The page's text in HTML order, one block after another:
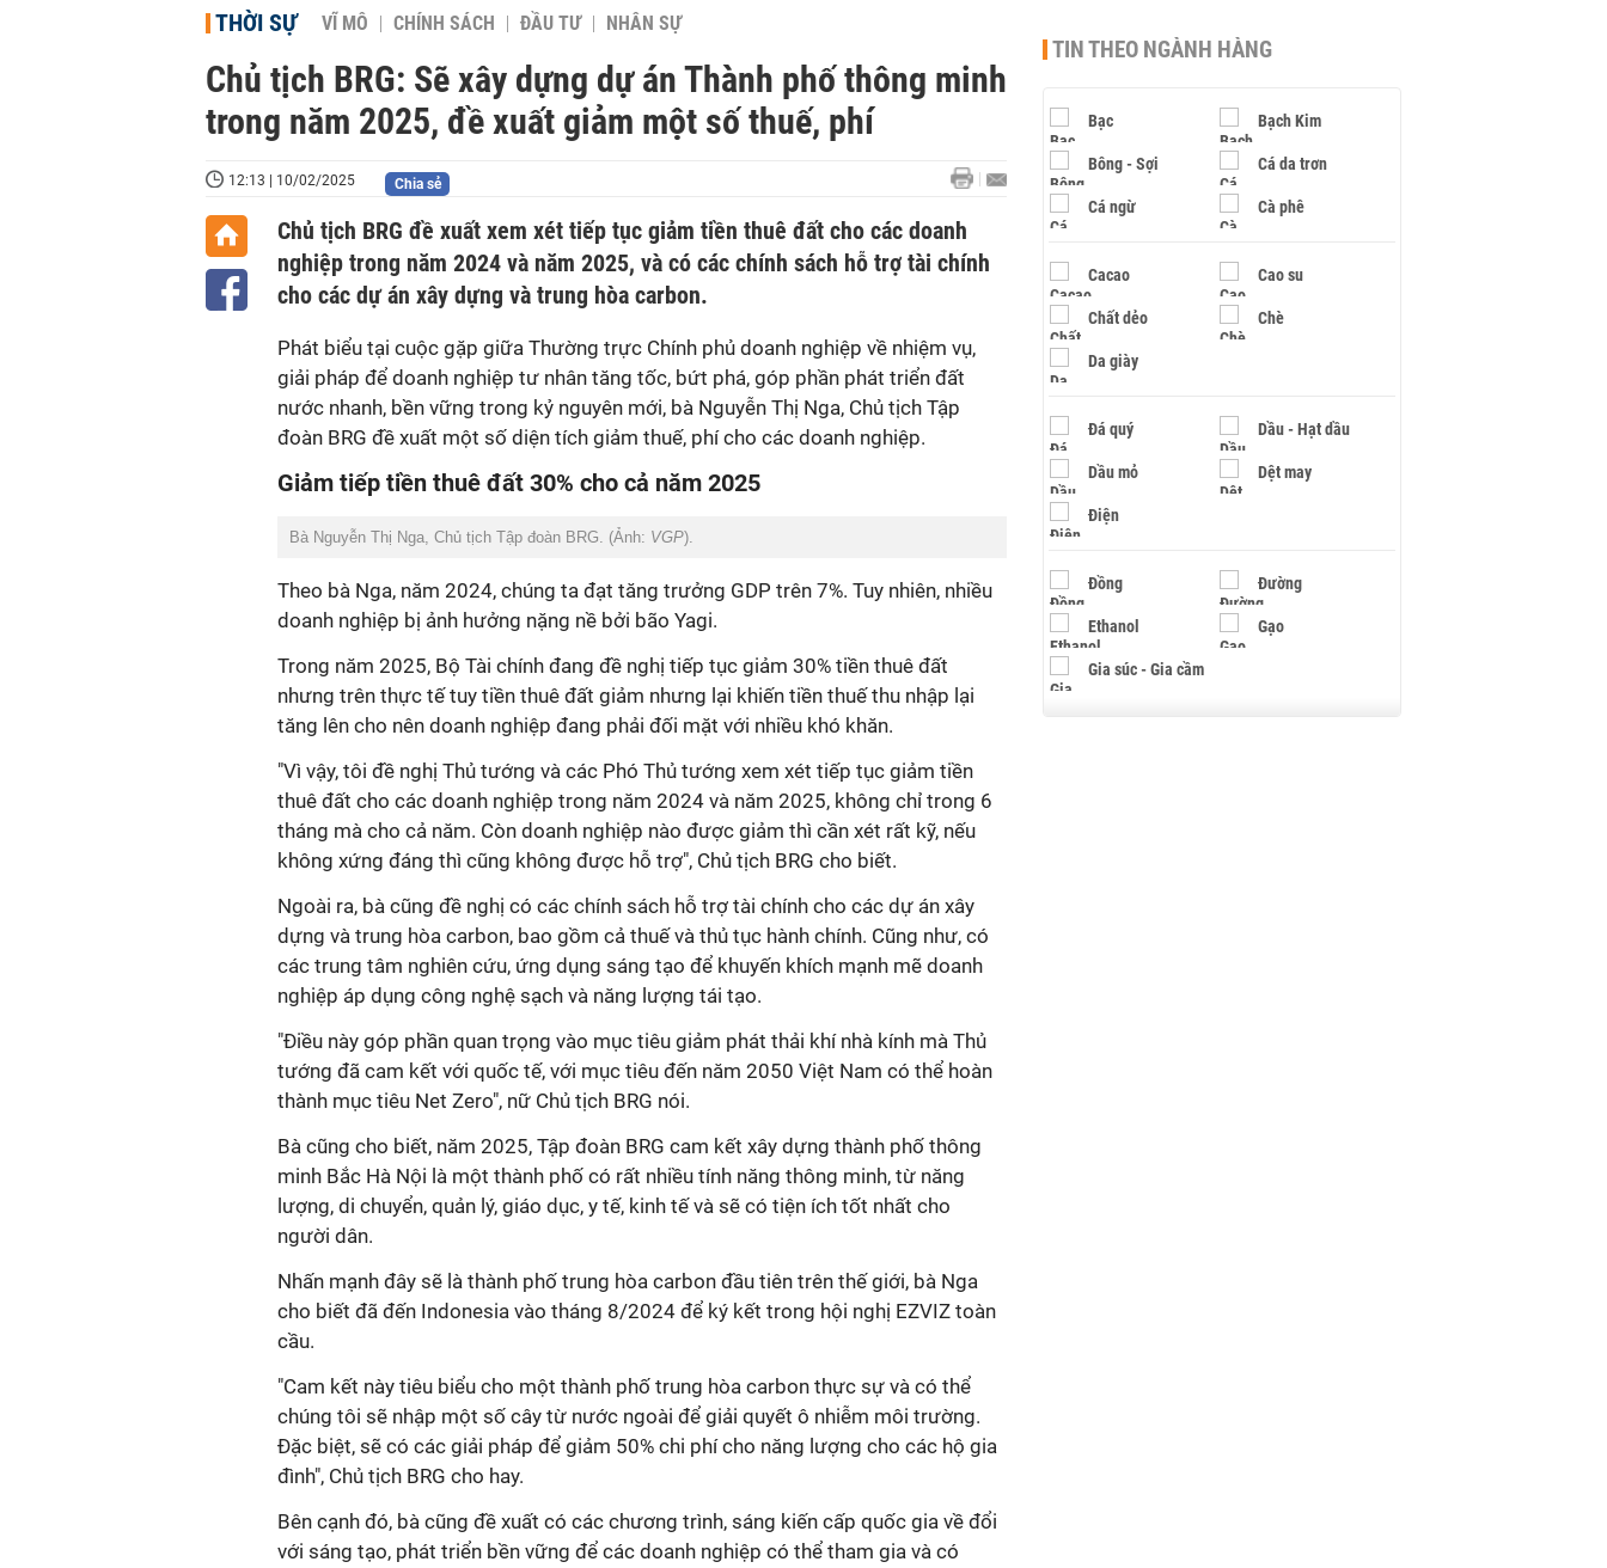
THỜI SỰ VĨ MÔ CHÍNH SÁCH ĐẦU TƯ NHÂN SỰ
Chủ tịch BRG: Sẽ xây dựng dự án Thành phố thông minh
trong năm 2025, đề xuất giảm một số thuế, phí
12:13 | 10/02/2025 Chia sẻ
Chủ tịch BRG đề xuất xem xét tiếp tục giảm tiền thuê đất cho các doanh
nghiệp trong năm 2024 và năm 2025, và có các chính sách hỗ trợ tài chính
cho các dự án xây dựng và trung hòa carbon.
Phát biểu tại cuộc gặp giữa Thường trực Chính phủ doanh nghiệp về nhiệm vụ,
giải pháp để doanh nghiệp tư nhân tăng tốc, bứt phá, góp phần phát triển đất
nước nhanh, bền vững trong kỷ nguyên mới, bà Nguyễn Thị Nga, Chủ tịch Tập
đoàn BRG đề xuất một số diện tích giảm thuế, phí cho các doanh nghiệp.
Giảm tiếp tiền thuê đất 30% cho cả năm 2025
Bà Nguyễn Thị Nga, Chủ tịch Tập đoàn BRG. (Ảnh: VGP).
Theo bà Nga, năm 2024, chúng ta đạt tăng trưởng GDP trên 7%. Tuy nhiên, nhiều
doanh nghiệp bị ảnh hưởng nặng nề bởi bão Yagi.
Trong năm 2025, Bộ Tài chính đang đề nghị tiếp tục giảm 30% tiền thuê đất
nhưng trên thực tế tuy tiền thuê đất giảm nhưng lại khiến tiền thuế thu nhập lại
tăng lên cho nên doanh nghiệp đang phải đối mặt với nhiều khó khăn.
"Vì vậy, tôi đề nghị Thủ tướng và các Phó Thủ tướng xem xét tiếp tục giảm tiền
thuê đất cho các doanh nghiệp trong năm 2024 và năm 2025, không chỉ trong 6
tháng mà cho cả năm. Còn doanh nghiệp nào được giảm thì cần xét rất kỹ, nếu
không xứng đáng thì cũng không được hỗ trợ", Chủ tịch BRG cho biết.
Ngoài ra, bà cũng đề nghị có các chính sách hỗ trợ tài chính cho các dự án xây
dựng và trung hòa carbon, bao gồm cả thuế và thủ tục hành chính. Cũng như, có
các trung tâm nghiên cứu, ứng dụng sáng tạo để khuyến khích mạnh mẽ doanh
nghiệp áp dụng công nghệ sạch và năng lượng tái tạo.
"Điều này góp phần quan trọng vào mục tiêu giảm phát thải khí nhà kính mà Thủ
tướng đã cam kết với quốc tế, với mục tiêu đến năm 2050 Việt Nam có thể hoàn
thành mục tiêu Net Zero", nữ Chủ tịch BRG nói.
Bà cũng cho biết, năm 2025, Tập đoàn BRG cam kết xây dựng thành phố thông
minh Bắc Hà Nội là một thành phố có rất nhiều tính năng thông minh, từ năng
lượng, di chuyển, quản lý, giáo dục, y tế, kinh tế và sẽ có tiện ích tốt nhất cho
người dân.
Nhấn mạnh đây sẽ là thành phố trung hòa carbon đầu tiên trên thế giới, bà Nga
cho biết đã đến Indonesia vào tháng 8/2024 để ký kết trong hội nghị EZVIZ toàn
cầu.
"Cam kết này tiêu biểu cho một thành phố trung hòa carbon thực sự và có thể
chúng tôi sẽ nhập một số cây từ nước ngoài để giải quyết ô nhiễm môi trường.
Đặc biệt, sẽ có các giải pháp để giảm 50% chi phí cho năng lượng cho các hộ gia
đình", Chủ tịch BRG cho hay.
Bên cạnh đó, bà cũng đề xuất có các chương trình, sáng kiến cấp quốc gia về đổi
với sáng tạo, phát triển bền vững để các doanh nghiệp có thể tham gia và có
TIN THEO NGÀNH HÀNG
Bạc Bạch Kim
Bông - Sợi Cá da trơn
Cá ngừ Cà phê
Cacao Cao su
Chất dẻo Chè
Da giày
Đá quý Dầu - Hạt dầu
Dầu mỏ Dệt may
Điện
Đồng Đường
Ethanol Gạo
Gia súc - Gia cầm